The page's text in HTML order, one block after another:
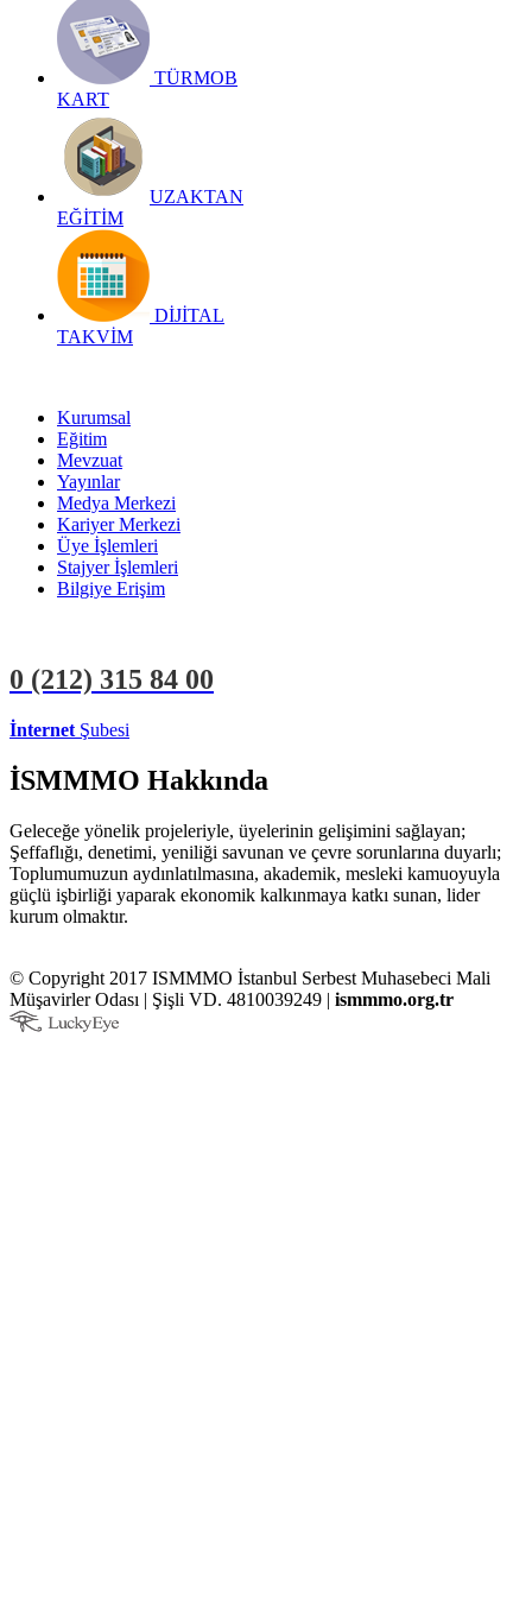
TÜRMOB
KART
UZAKTAN
EĞİTİM
DİJİTAL
TAKVİM
Kurumsal
Eğitim
Mevzuat
Yayınlar
Medya Merkezi
Kariyer Merkezi
Üye İşlemleri
Stajyer İşlemleri
Bilgiye Erişim
0 (212) 315 84 00
İnternet Şubesi
İSMMMO Hakkında
Geleceğe yönelik projeleriyle, üyelerinin gelişimini sağlayan;
Şeffaflığı, denetimi, yeniliği savunan ve çevre sorunlarına duyarlı;
Toplumumuzun aydınlatılmasına, akademik, mesleki kamuoyuyla
güçlü işbirliği yaparak ekonomik kalkınmaya katkı sunan, lider
kurum olmaktır.
© Copyright 2017 ISMMMO İstanbul Serbest Muhasebeci Mali
Müşavirler Odası | Şişli VD. 4810039249 | ismmmo.org.tr